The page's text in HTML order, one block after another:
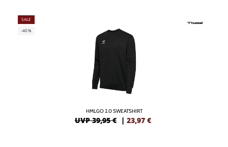
SALE
-40%
HMLGO 2.0 SWEATSHIRT
UVP 39,95 € | 23,97 €